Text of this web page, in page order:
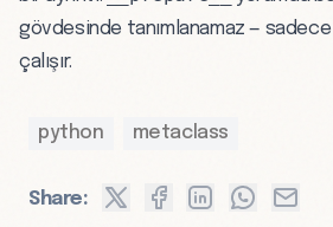
gövdesinde tanımlanamaz —
çalışır.
python metaclass
Share: